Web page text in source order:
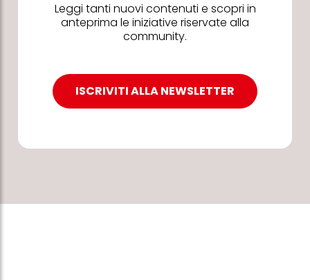
Leggi tanti nuovi contenuti e scopri in
anteprima le iniziative riservate alla
community.
ISCRIVITI ALLA NEWSLETTER